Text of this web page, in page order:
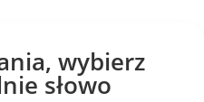
wybierz
słowo